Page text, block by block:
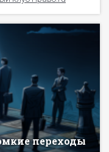
переходы